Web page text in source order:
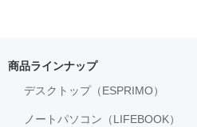
商品ラインナップ
デスクトップ（ESPRIMO）
ノートパソコン（LIFEBOOK）